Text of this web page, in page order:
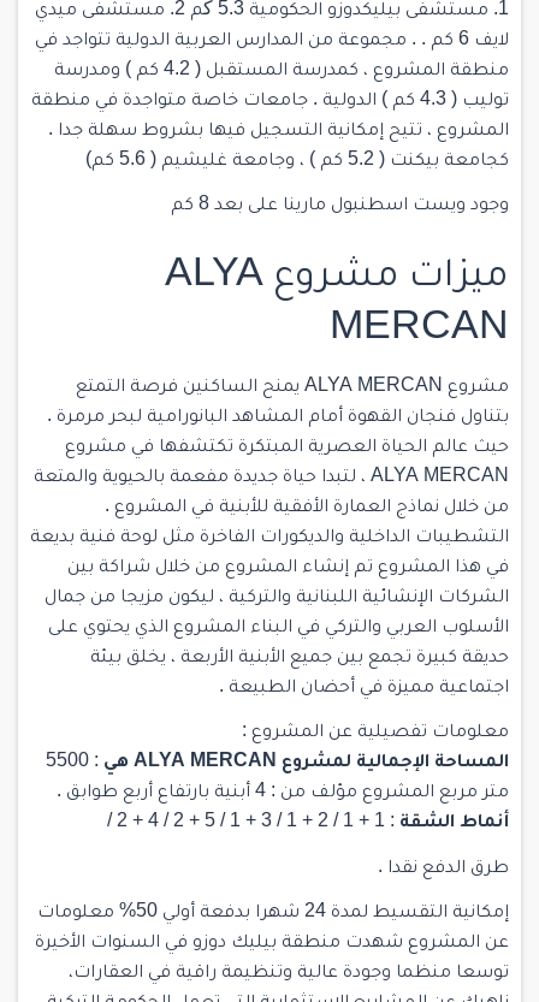
1. مستشفى بيليكدوزو الحكومية 5.3 کم 2. مستشفى ميدي
لايف 6 كم . . مجموعة من المدارس العربية الدولية تتواجد في
منطقة المشروع ، كمدرسة المستقبل ( 4.2 كم ) ومدرسة
توليب ( 4.3 كم ) الدولية . جامعات خاصة متواجدة في منطقة
المشروع ، تتيح إمكانية التسجيل فيها بشروط سهلة جدا .
كجامعة بيكنت ( 5.2 كم ) ، وجامعة غليشيم ( 5.6 كم)
وجود ويست اسطنبول مارينا على بعد 8 كم
ميزات مشروع ALYA
MERCAN
مشروع ALYA MERCAN يمنح الساكنين فرصة التمتع
بتناول فنجان القهوة أمام المشاهد البانورامية لبحر مرمرة .
حيث عالم الحياة العصرية المبتكرة تكتشفها في مشروع
ALYA MERCAN ، لتبدا حياة جديدة مفعمة بالحيوية والمتعة
من خلال نماذج العمارة الأفقية للأبنية في المشروع .
التشطيبات الداخلية والديكورات الفاخرة مثل لوحة فنية بديعة
في هذا المشروع تم إنشاء المشروع من خلال شراكة بين
الشركات الإنشائية اللبنانية والتركية ، ليكون مزيجا من جمال
الأسلوب العربي والتركي في البناء المشروع الذي يحتوي على
حديقة كبيرة تجمع بين جميع الأبنية الأربعة ، يخلق بيئة
اجتماعية مميزة في أحضان الطبيعة .
معلومات تفصيلية عن المشروع :
المساحة الإجمالية لمشروع ALYA MERCAN هي
: 5500
متر مربع المشروع مؤلف من : 4 أبنية بارتفاع أربع طوابق .
أنماط الشقة : 1 + 1 / 2 + 1 / 3 + 1 / 5 + 2 / 4 + 2 /
طرق الدفع نقدا .
إمكانية التقسيط لمدة 24 شهرا بدفعة أولي 50% معلومات
عن المشروع شهدت منطقة بيليك دوزو في السنوات الأخيرة
توسعا منظما وجودة عالية وتنظيمة راقية في العقارات،